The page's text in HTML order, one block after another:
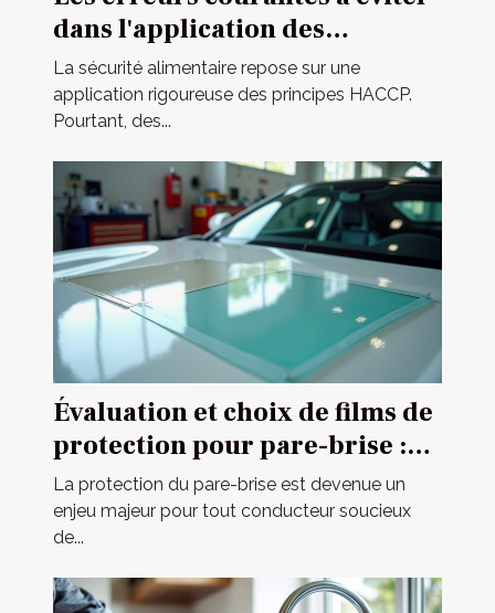
dans l'application des
principes HACCP
La sécurité alimentaire repose sur une
application rigoureuse des principes HACCP.
Pourtant, des...
Évaluation et choix de films de
protection pour pare-brise :
guide complet
La protection du pare-brise est devenue un
enjeu majeur pour tout conducteur soucieux
de...